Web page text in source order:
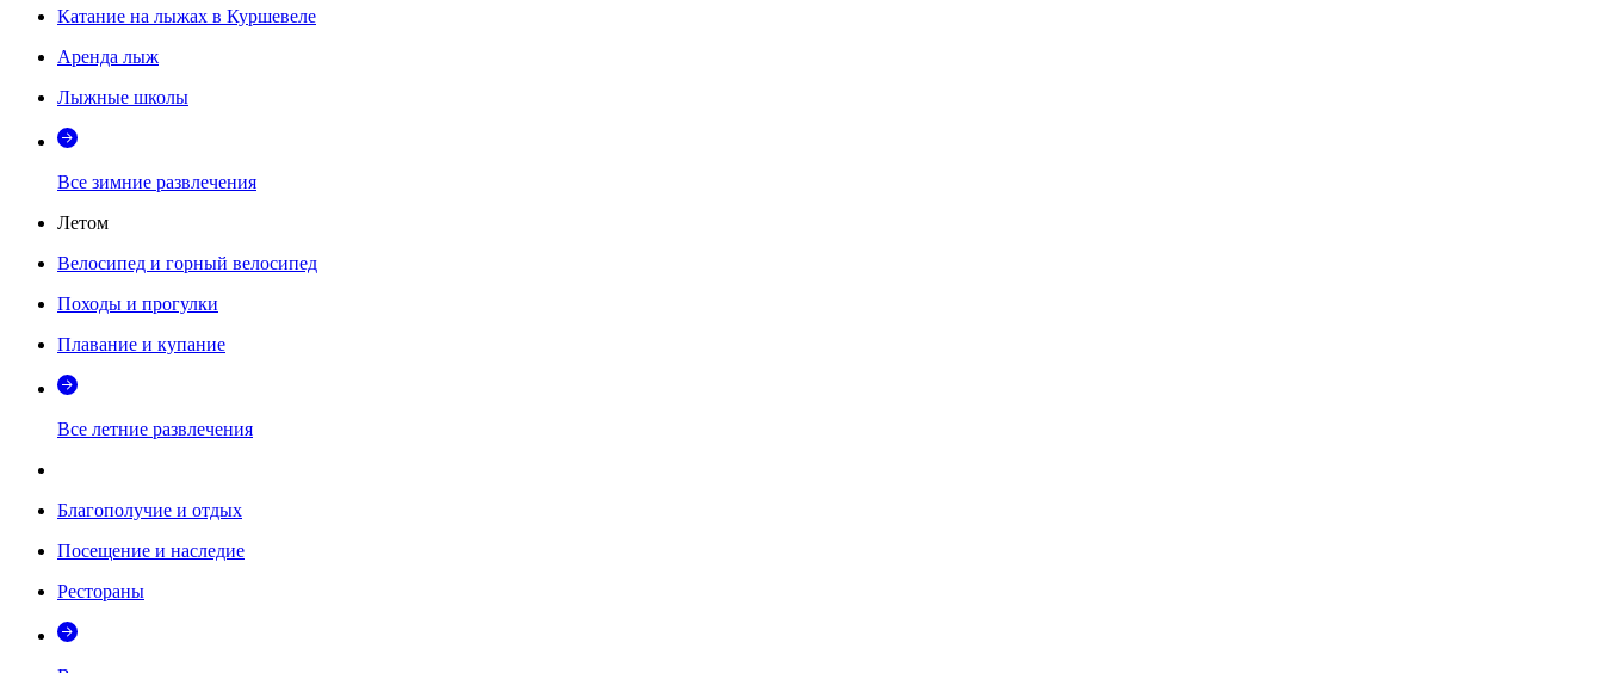
Катание на лыжах в Куршевеле
Аренда лыж
Лыжные школы
Все зимние развлечения
Летом
Велосипед и горный велосипед
Походы и прогулки
Плавание и купание
Все летние развлечения
Благополучие и отдых
Посещение и наследие
Рестораны